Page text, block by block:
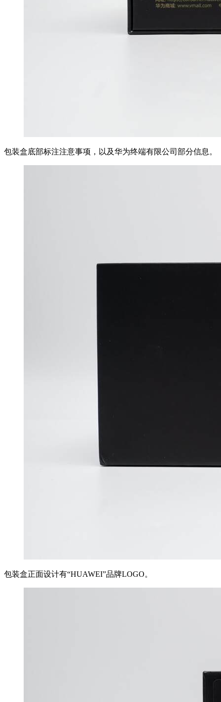
包装盒底部标注注意事项，以及华为终端有限公司部分信息。
包装盒正面设计有“HUAWEI”品牌LOGO。